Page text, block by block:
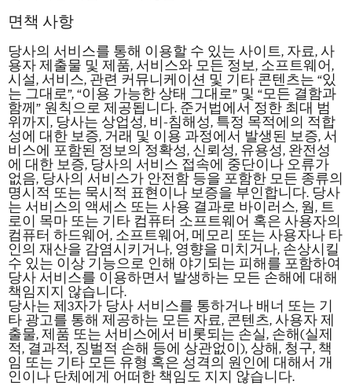
면책 사항
당사의 서비스를 통해 이용할 수 있는 사이트, 자료, 사
용자 제출물 및 제품, 서비스와 모든 정보, 소프트웨어,
시설, 서비스, 관련 커뮤니케이션 및 기타 콘텐츠는 “있
는 그대로”, “이용 가능한 상태 그대로” 및 “모든 결함과
함께” 원칙으로 제공됩니다. 준거법에서 정한 최대 범
위까지, 당사는 상업성, 비-침해성, 특정 목적에의 적합
성에 대한 보증, 거래 및 이용 과정에서 발생된 보증, 서
비스에 포함된 정보의 정확성, 신뢰성, 유용성, 완전성
에 대한 보증, 당사의 서비스 접속에 중단이나 오류가
없음, 당사의 서비스가 안전함 등을 포함한 모든 종류의
명시적 또는 묵시적 표현이나 보증을 부인합니다. 당사
는 서비스의 액세스 또는 사용 결과로 바이러스, 웜, 트
로이 목마 또는 기타 컴퓨터 소프트웨어 혹은 사용자의
컴퓨터 하드웨어, 소프트웨어, 메모리 또는 사용자나 타
인의 재산을 감염시키거나, 영향을 미치거나, 손상시킬
수 있는 이상 기능으로 인해 야기되는 피해를 포함하여
당사 서비스를 이용하면서 발생하는 모든 손해에 대해
책임지지 않습니다.
당사는 제3자가 당사 서비스를 통하거나 배너 또는 기
타 광고를 통해 제공하는 모든 자료, 콘텐츠, 사용자 제
출물, 제품 또는 서비스에서 비롯되는 손실, 손해(실제
적, 결과적, 징벌적 손해 등에 상관없이), 상해, 청구, 책
임 또는 기타 모든 유형 혹은 성격의 원인에 대해서 개
인이나 단체에게 어떠한 책임도 지지 않습니다.